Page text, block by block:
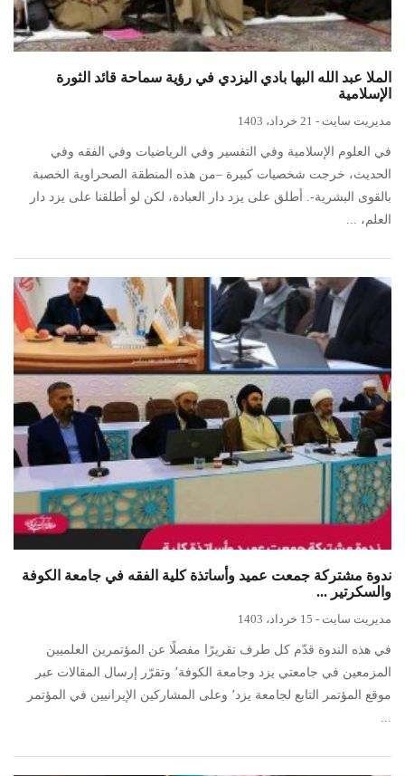
الملا عبد الله البها بادي اليزدي في رؤية سماحة قائد الثورة
الإسلامية
مدیریت سایت - 21 خرداد، 1403
في العلوم الإسلامية وفي التفسير وفي الرياضيات وفي الفقه وفي
الحديث، خرجت شخصيات كبيرة –من هذه المنطقة الصحراوية الخصبة
بالقوى البشرية-. أطلق على يزد دار العبادة، لكن لو أطلقنا على يزد دار
العلم، ...
ندوة مشتركة جمعت عميد وأساتذة كلية الفقه في جامعة الكوفة
والسكرتير ...
مدیریت سایت - 15 خرداد، 1403
في هذه الندوة قدّم كل طرف تقريرًا مفصلًا عن المؤتمرين العلميين
المزمعين في جامعتي يزد وجامعة الكوفة٬ وتقرّر إرسال المقالات عبر
موقع المؤتمر التابع لجامعة يزد٬ وعلى المشاركين الإيرانيين في المؤتمر